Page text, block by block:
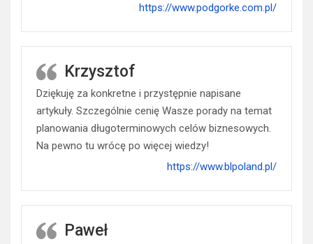
https://www.podgorke.com.pl/
Krzysztof
Dziękuję za konkretne i przystępnie napisane
artykuły. Szczególnie cenię Wasze porady na temat
planowania długoterminowych celów biznesowych.
Na pewno tu wrócę po więcej wiedzy!
https://www.blpoland.pl/
Paweł